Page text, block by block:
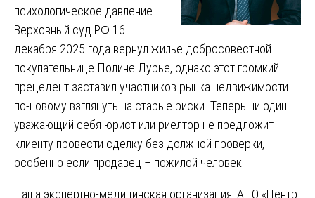
психологическое давление.
Верховный суд РФ 16
декабря 2025 года вернул жилье добросовестной
покупательнице Полине Лурье, однако этот громкий
прецедент заставил участников рынка недвижимости
по-новому взглянуть на старые риски. Теперь ни один
уважающий себя юрист или риелтор не предложит
клиенту провести сделку без должной проверки,
особенно если продавец – пожилой человек.
Наша экспертно-медицинская организация, АНО «Центр